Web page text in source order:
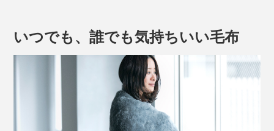
いつでも、誰でも気持ちいい毛布